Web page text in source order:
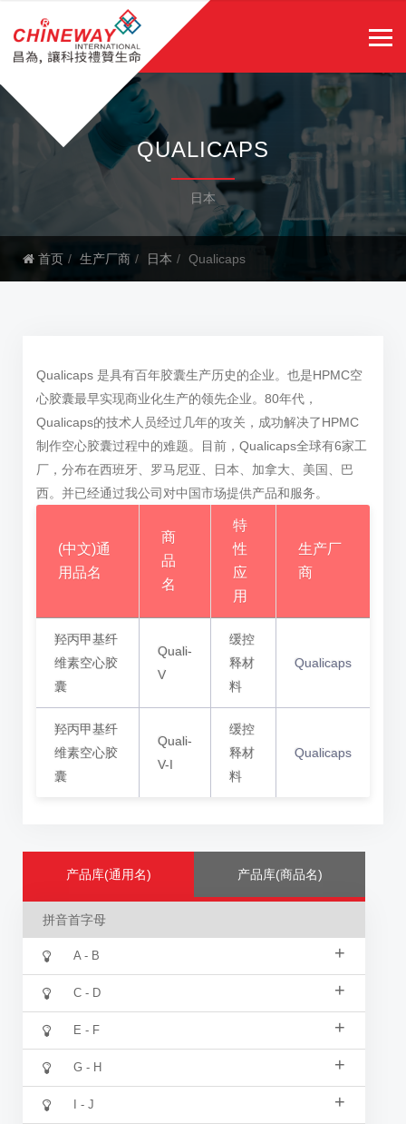
QUALICAPS
日本
首页 生产厂商 日本 Qualicaps
Qualicaps 是具有百年胶囊生产历史的企业。也是HPMC空
心胶囊最早实现商业化生产的领先企业。80年代，
Qualicaps的技术人员经过几年的攻关，成功解决了HPMC
制作空心胶囊过程中的难题。目前，Qualicaps全球有6家工
厂，分布在西班牙、罗马尼亚、日本、加拿大、美国、巴
西。并已经通过我公司对中国市场提供产品和服务。
(中文)通
用品名
商
品
名
特
性
应
用
生产厂
商
羟丙甲基纤
维素空心胶
囊
Quali-
V
缓控
释材
料
Qualicaps
羟丙甲基纤
维素空心胶
囊
Quali-
V-I
缓控
释材
料
Qualicaps
产品库(通用名) 产品库(商品名)
拼音首字母
A - B +
C - D +
E - F +
G - H +
I - J +